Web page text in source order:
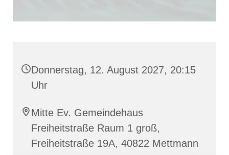
Donnerstag, 12. August 2027, 20:15
Uhr
Mitte Ev. Gemeindehaus
Freiheitstraße Raum 1 groß,
Freiheitstraße 19A, 40822 Mettmann